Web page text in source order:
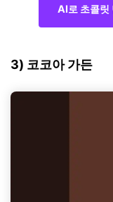
AI로 초콜릿
3) 코코아 가든